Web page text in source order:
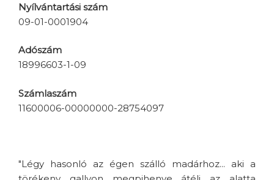
Nyílvántartási szám
09-01-0001904
Adószám
18996603-1-09
Számlaszám
11600006-00000000-28754097
"Légy hasonló az égen szálló madárhoz... aki a